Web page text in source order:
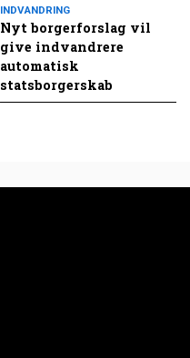
INDVANDRING
Nyt borgerforslag vil
give indvandrere
automatisk
statsborgerskab